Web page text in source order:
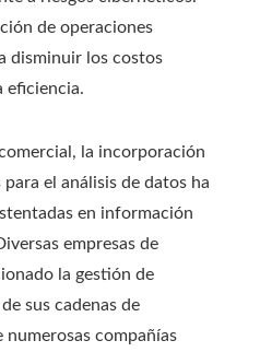
de operaciones
disminuir los costos
eficiencia.
la incorporación
el análisis de datos ha
en información
empresas de
la gestión de
sus cadenas de
compañías